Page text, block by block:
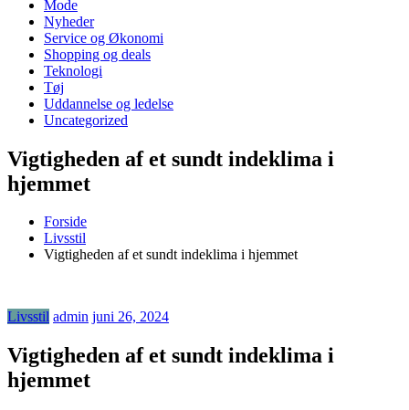
Mode
Nyheder
Service og Økonomi
Shopping og deals
Teknologi
Tøj
Uddannelse og ledelse
Uncategorized
Vigtigheden af et sundt indeklima i
hjemmet
Forside
Livsstil
Vigtigheden af et sundt indeklima i hjemmet
Livsstil admin juni 26, 2024
Vigtigheden af et sundt indeklima i
hjemmet